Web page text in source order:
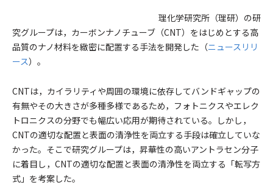
理化学研究所（理研）の研
究グループは，カーボンナノチューブ（CNT）をはじめとする高
品質のナノ材料を緻密に配置する手法を開発した（ニュースリリ
ース）。
CNTは，カイラリティや周囲の環境に依存してバンドギャップの
有無やその大きさが多種多様であるため，フォトニクスやエレク
トロニクスの分野でも幅広い応用が期待されている。しかし，
CNTの適切な配置と表面の清浄性を両立する手段は確立していな
かった。そこで研究グループは，昇華性の高いアントラセン分子
に着目し，CNTの適切な配置と表面の清浄性を両立する「転写方
式」を考案した。